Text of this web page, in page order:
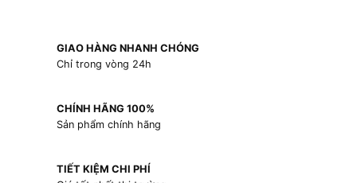
GIAO HÀNG NHANH CHÓNG
Chỉ trong vòng 24h
CHÍNH HÃNG 100%
Sản phẩm chính hãng
TIẾT KIỆM CHI PHÍ